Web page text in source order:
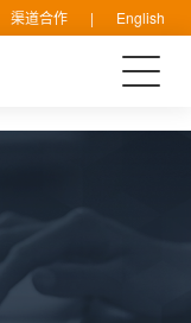
渠道合作 | English